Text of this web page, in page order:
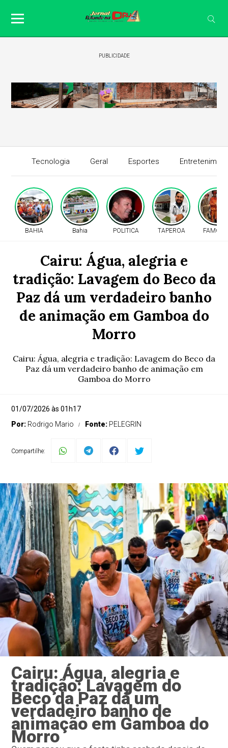
PUBLICIDADE
Tecnologia Geral Esportes
BAHIA Bahia POLITICA TAPEROA
Cairu: Água, alegria e
tradição: Lavagem do Beco da
Paz dá um verdadeiro banho
de animação em Gamboa do
Morro
Cairu: Água, alegria e tradição: Lavagem do Beco da
Paz dá um verdadeiro banho de animação em
Gamboa do Morro
01/07/2026 às 01h17
Por: Rodrigo Mario Fonte: PELEGRIN
Compartilhe:
Cairu: Água, alegria e
tradição: Lavagem do
Beco da Paz dá um
verdadeiro banho de
animação em Gamboa do
Morro